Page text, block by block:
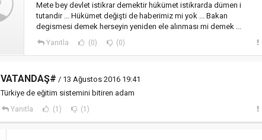
Mete bey devlet istikrar demektir hükümet istikrarda dümen i
tutandir ... Hükümet değişti de haberimiz mi yok ... Bakan
degismesi demek herseyin yeniden ele alınması mi demek ...
Yanıtla (0) (0)
VATANDAŞ# / 13 Ağustos 2016 19:41
Türkiye de eğitim sistemini bitiren adam
Yanıtla (1) (1)